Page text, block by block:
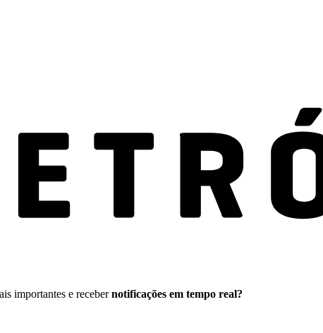
importantes e receber notificações em tempo real?